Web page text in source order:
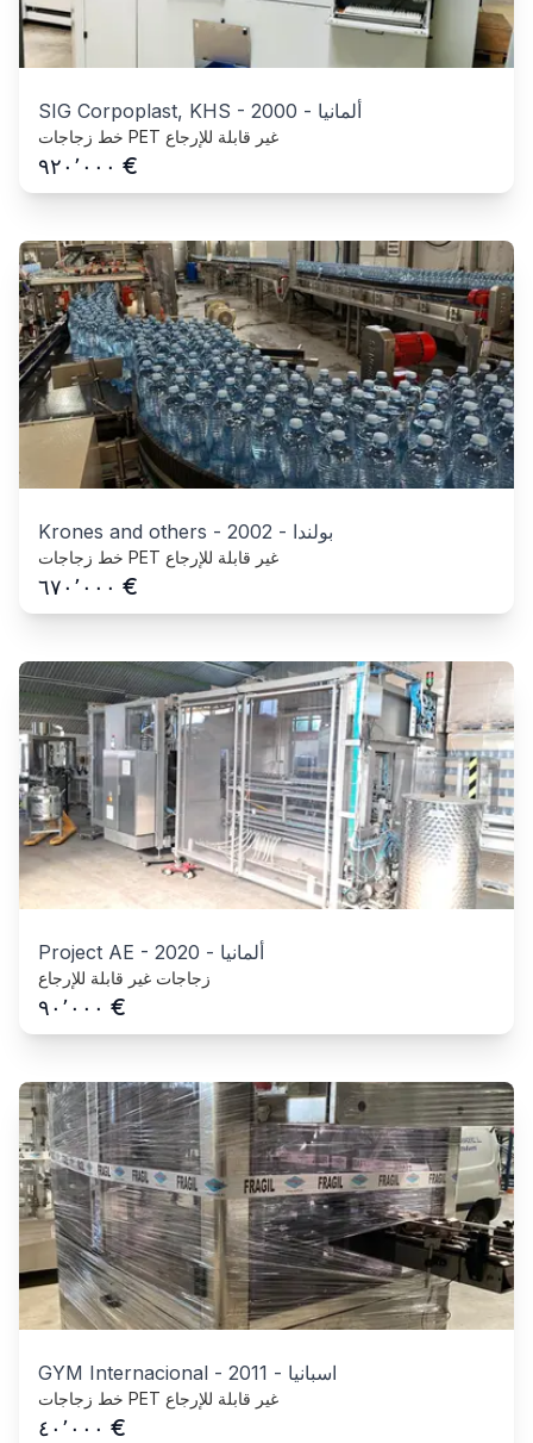
SIG Corpoplast, KHS - 2000 - ألمانيا
خط زجاجات PET غير قابلة للإرجاع
٩٢٠٬٠٠٠ €
Krones and others - 2002 - بولندا
خط زجاجات PET غير قابلة للإرجاع
٦٧٠٬٠٠٠ €
Project AE - 2020 - ألمانيا
زجاجات غير قابلة للإرجاع
٩٠٬٠٠٠ €
GYM Internacional - 2011 - اسبانيا
خط زجاجات PET غير قابلة للإرجاع
٤٠٬٠٠٠ €